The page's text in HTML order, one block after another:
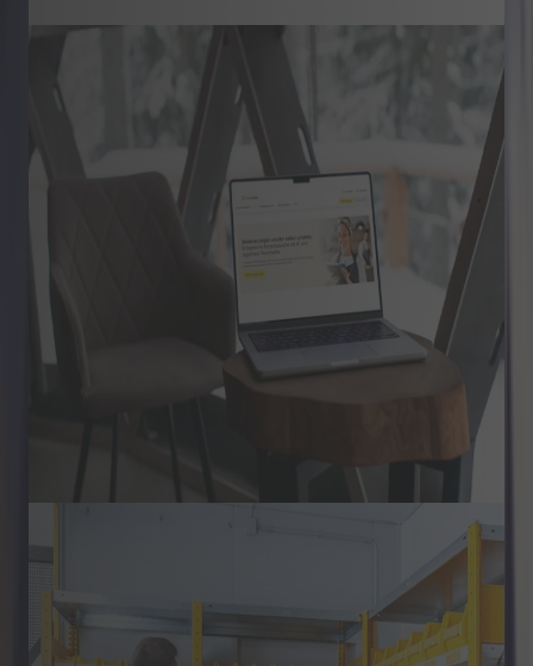
Inteligentna platforma
eCommerce jako nowy czynnik
wzrostu i przewaga
konkurencyjna
Meinestadt.de zmienia proces rekrutacji dzięki
platformie eCommerce opartej na sztucznej
inteligencji: samodzielne zamieszczanie
ogłoszeń o pracy, większy zasięg i szybsze
zatrudnianie kandydatów na wolne stanowiska.
Yelmo: cyfrowe kompletowanie
zamówień w Schachermayer
zaoszczędza 13 000 wydruków